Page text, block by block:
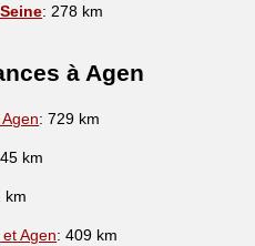
: 278 km
à Agen
: 729 km
km
km
et Agen: 409 km